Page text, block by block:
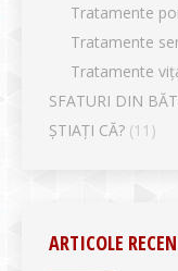
Tratamente
Tratamente
Tratamente
SFATURI DIN
ȘTIAȚI CĂ? (11)
ARTICOLE